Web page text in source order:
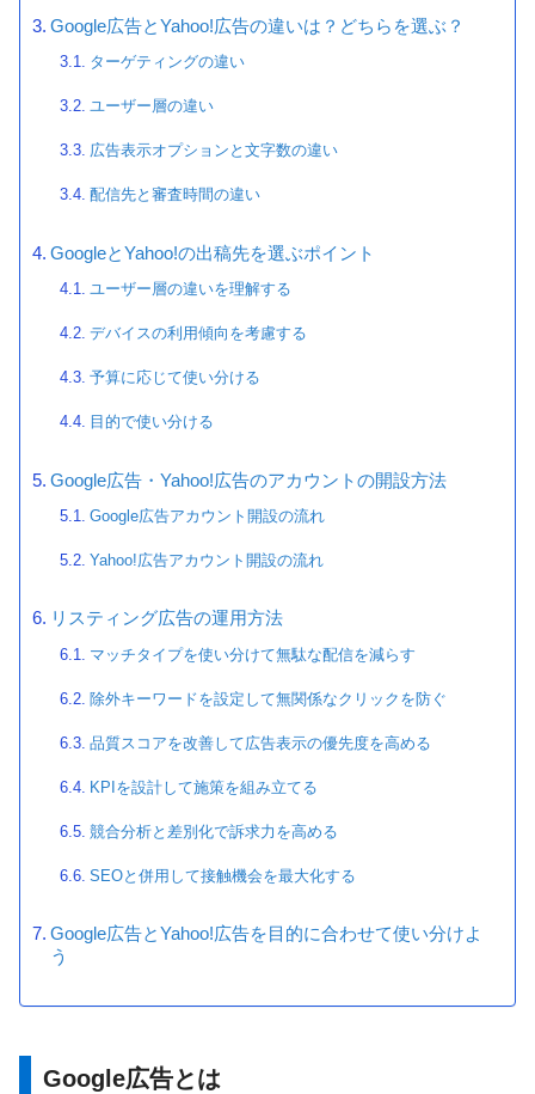
Google広告とYahoo!広告の違いは？どちらを選ぶ？
ターゲティングの違い
ユーザー層の違い
広告表示オプションと文字数の違い
配信先と審査時間の違い
GoogleとYahoo!の出稿先を選ぶポイント
ユーザー層の違いを理解する
デバイスの利用傾向を考慮する
予算に応じて使い分ける
目的で使い分ける
Google広告・Yahoo!広告のアカウントの開設方法
Google広告アカウント開設の流れ
Yahoo!広告アカウント開設の流れ
リスティング広告の運用方法
マッチタイプを使い分けて無駄な配信を減らす
除外キーワードを設定して無関係なクリックを防ぐ
品質スコアを改善して広告表示の優先度を高める
KPIを設計して施策を組み立てる
競合分析と差別化で訴求力を高める
SEOと併用して接触機会を最大化する
Google広告とYahoo!広告を目的に合わせて使い分けよ
う
Google広告とは